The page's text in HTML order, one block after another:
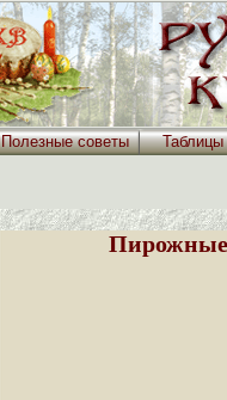
Полезные советы